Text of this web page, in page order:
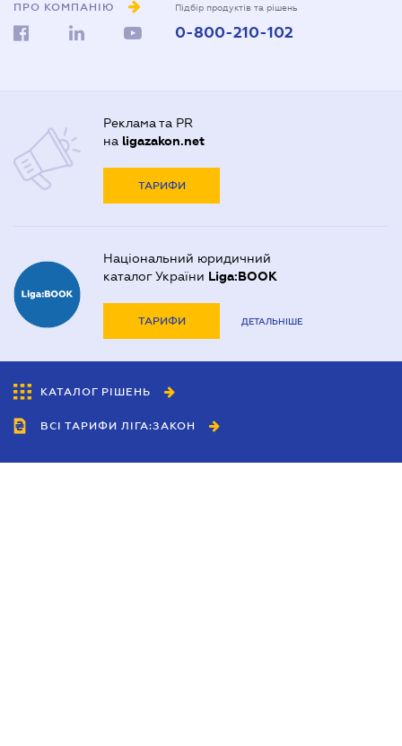
ПРО КОМПАНІЮ Підбір продуктів та рішень
0-800-210-102
Реклама та PR
на ligazakon.net
ТАРИФИ
Національний юридичний
каталог України Liga:BOOK
ТАРИФИ ДЕТАЛЬНІШЕ
КАТАЛОГ РІШЕНЬ
ВСІ ТАРИФИ ЛІГА:ЗАКОН